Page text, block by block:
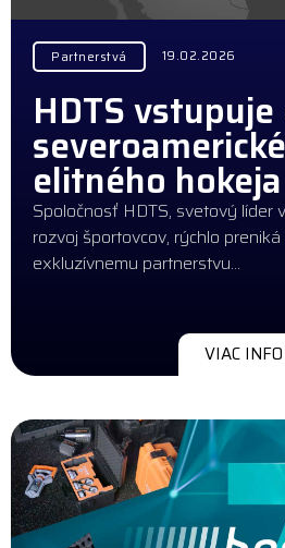
Partnerstvá 19.02.2026
HDTS vstupuje
elitného hokeja
Spoločnosť HDTS, svetový líder
rozvoj športovcov, rýchlo
exkluzívnemu partnerstvu…
VIAC INFO